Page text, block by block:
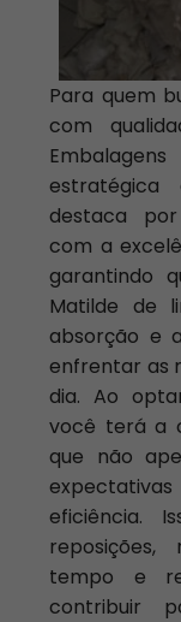
Para quem
com
destaca
com a
garantindo
Matilde de
absorção e
enfrentar as
dia. Ao
você terá a
que não
eficiência.
tempo e
contribuir